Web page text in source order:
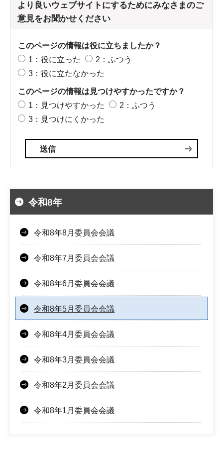
より良いウェブサイトにするためにみなさまのご
意見をお聞かせください
このページの情報は役に立ちましたか？
1：役に立った
2：ふつう
3：役に立たなかった
このページの情報は見つけやすかったですか？
1：見つけやすかった
2：ふつう
3：見つけにくかった
令和8年
令和8年8月委員会会議
令和8年7月委員会会議
令和8年6月委員会会議
令和8年5月委員会会議
令和8年4月委員会会議
令和8年3月委員会会議
令和8年2月委員会会議
令和8年1月委員会会議